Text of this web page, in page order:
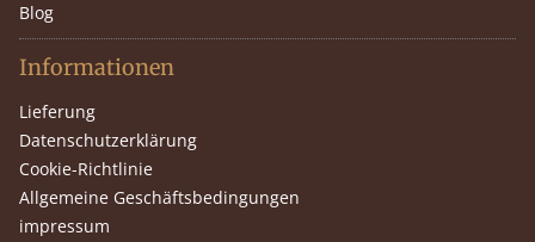
Blog
Informationen
Lieferung
Datenschutzerklärung
Cookie-Richtlinie
Allgemeine Geschäftsbedingungen
impressum